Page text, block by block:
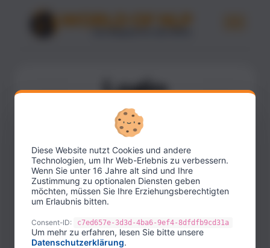
Login
Melde Dich mit Deinen bestehenden
Zugangsdaten an.
E-Mail-Adresse
Diese Website nutzt Cookies und andere
Technologien, um Ihr Web-Erlebnis zu verbessern.
Wenn Sie unter 16 Jahre alt sind und Ihre
Zustimmung zu optionalen Diensten geben
möchten, müssen Sie Ihre Erziehungsberechtigten
um Erlaubnis bitten.
Consent-ID: c7ed657e-3d3d-4ba6-9ef4-8dfdfb9cd31a
Um mehr zu erfahren, lesen Sie bitte unsere
Datenschutzerklärung.